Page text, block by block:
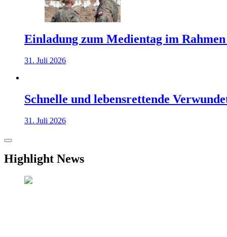
Einladung zum Medientag im
31. Juli 2026
Schnelle und lebensrettende
31. Juli 2026
Highlight News